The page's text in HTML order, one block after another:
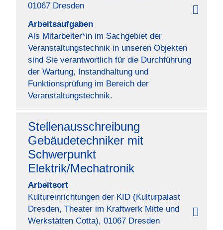
01067 Dresden
Arbeitsaufgaben
Als Mitarbeiter*in im Sachgebiet der
Veranstaltungstechnik in unseren Objekten
sind Sie verantwortlich für die Durchführung
der Wartung, Instandhaltung und
Funktionsprüfung im Bereich der
Veranstaltungstechnik.
Stellenausschreibung
Gebäudetechniker mit
Schwerpunkt
Elektrik/Mechatronik
Arbeitsort
Kultureinrichtungen der KID (Kulturpalast
Dresden, Theater im Kraftwerk Mitte und
Werkstätten Cotta), 01067 Dresden